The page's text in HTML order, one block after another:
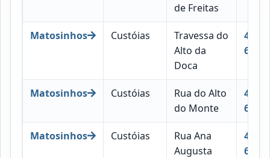
de Freitas
Matosinhos Custóias
Travessa do
Alto da
Doca
4460-
662
Matosinhos Custóias
Rua do Alto
do Monte
4460-
663
Matosinhos Custóias
Rua Ana
Augusta
4460-
664